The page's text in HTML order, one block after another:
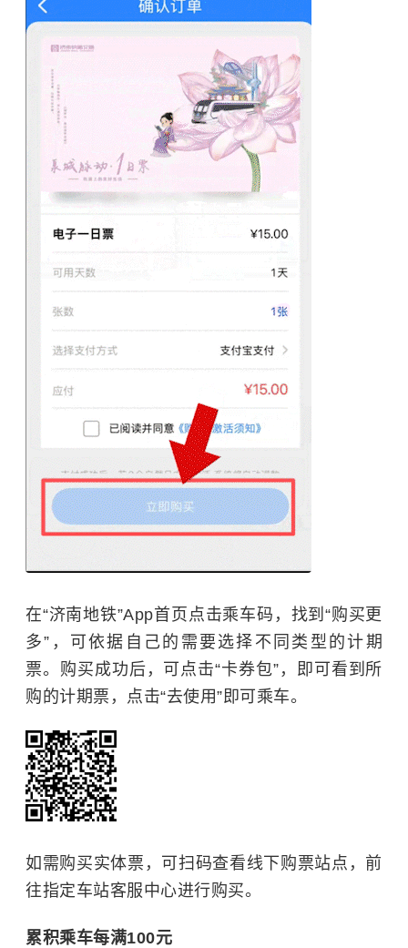
在“济南地铁”App首页点击乘车码，找到“购买更
多”，可依据自己的需要选择不同类型的计期
票。购买成功后，可点击“卡券包”，即可看到所
购的计期票，点击“去使用”即可乘车。
如需购买实体票，可扫码查看线下购票站点，前
往指定车站客服中心进行购买。
累积乘车每满100元